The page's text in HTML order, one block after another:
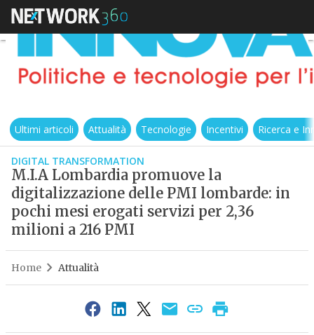
Ultimi articoli Attualità Tecnologie Incentivi Ricerca e
DIGITAL TRANSFORMATION
M.I.A Lombardia promuove la
digitalizzazione delle PMI lombarde: in
pochi mesi erogati servizi per 2,36
milioni a 216 PMI
Home Attualità